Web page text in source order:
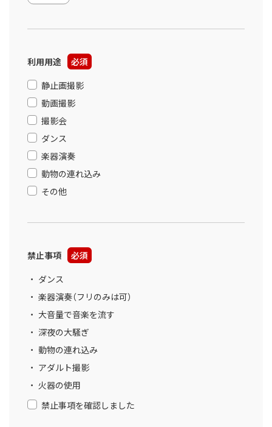
利用用途
必須
静止画撮影
動画撮影
撮影会
ダンス
楽器演奏
動物の連れ込み
その他
禁止事項
必須
ダンス
楽器演奏（フリのみは可）
大音量で音楽を流す
深夜の大騒ぎ
動物の連れ込み
アダルト撮影
火器の使用
禁止事項を確認しました